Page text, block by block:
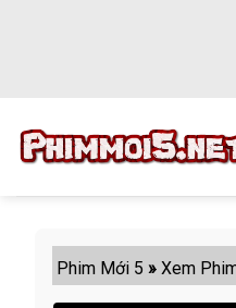
Phim Mới 5 » Xem